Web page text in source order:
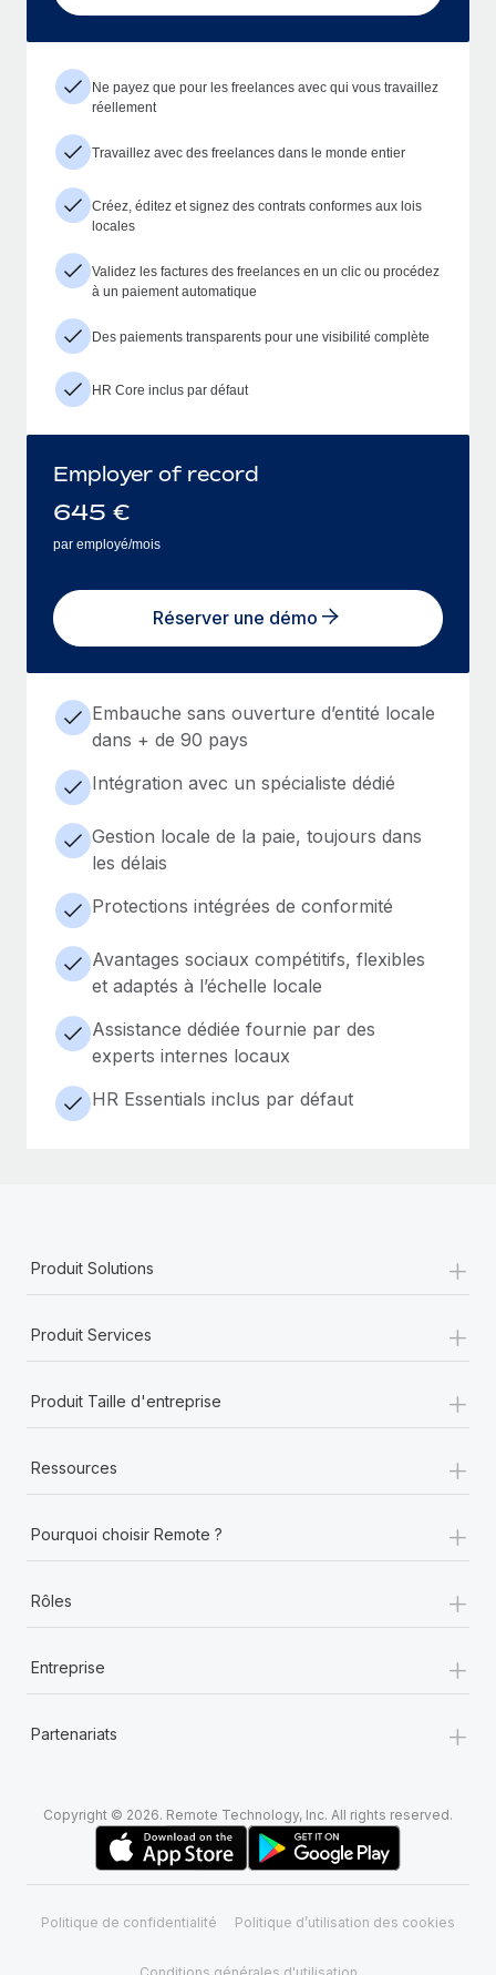
Ne payez que pour les freelances avec qui vous travaillez
réellement
Travaillez avec des freelances dans le monde entier
Créez, éditez et signez des contrats conformes aux lois
locales
Validez les factures des freelances en un clic ou procédez
à un paiement automatique
Des paiements transparents pour une visibilité complète
HR Core inclus par défaut
Employer of record
645 €
par employé/mois
Réserver une démo
Embauche sans ouverture d’entité locale
dans + de 90 pays
Intégration avec un spécialiste dédié
Gestion locale de la paie, toujours dans
les délais
Protections intégrées de conformité
Avantages sociaux compétitifs, flexibles
et adaptés à l’échelle locale
Assistance dédiée fournie par des
experts internes locaux
HR Essentials inclus par défaut
Produit Solutions +
Produit Services +
Produit Taille d'entreprise +
Ressources +
Pourquoi choisir Remote ? +
Rôles +
Entreprise +
Partenariats +
Copyright © 2026. Remote Technology, Inc. All rights reserved.
Politique de confidentialité Politique d’utilisation des cookies